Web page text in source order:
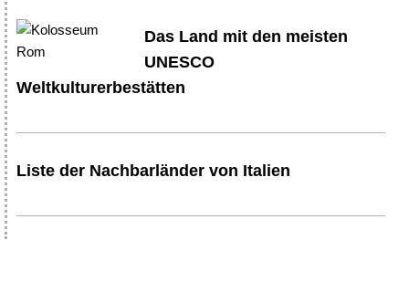
Das Land mit den meisten
UNESCO
Weltkulturerbestätten
Liste der Nachbarländer von Italien